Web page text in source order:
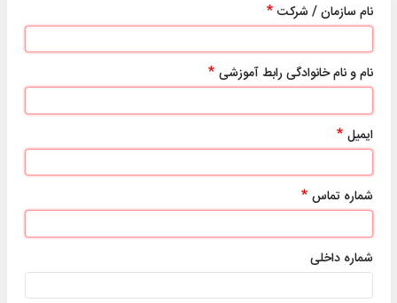
نام سازمان / شرکت
نام و نام خانوادگی رابط آموزشی
ایمیل
شماره تماس
شماره داخلی